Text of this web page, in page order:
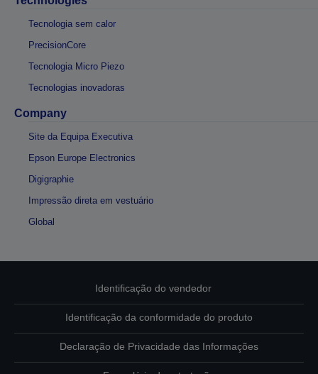
Tecnologia sem calor
PrecisionCore
Tecnologia Micro Piezo
Tecnologias inovadoras
Company
Site da Equipa Executiva
Epson Europe Electronics
Digigraphie
Impressão direta em vestuário
Global
Identificação do vendedor
Identificação da conformidade do produto
Declaração de Privacidade das Informações